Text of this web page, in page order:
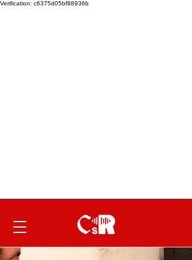
Verification: c6375d05bf88936b